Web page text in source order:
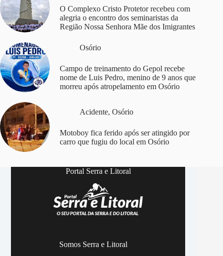
O Complexo Cristo Protetor recebeu com
alegria o encontro dos seminaristas da
Região Nossa Senhora Mãe dos Imigrantes
Osório
Campo de treinamento do Gepol recebe
nome de Luis Pedro, menino de 9 anos que
morreu após atropelamento em Osório
Acidente, Osório
Motoboy fica ferido após ser atingido por
carro que fugiu do local em Osório
Portal Serra e Litoral
Somos Serra e Litoral